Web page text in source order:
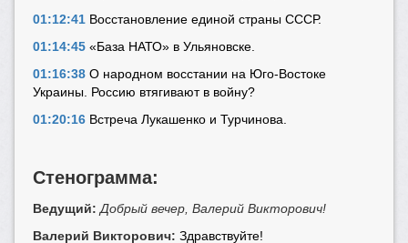
01:12:41 Восстановление единой страны СССР.
01:14:45 «База НАТО» в Ульяновске.
01:16:38 О народном восстании на Юго-Востоке
Украины. Россию втягивают в войну?
01:20:16 Встреча Лукашенко и Турчинова.
Стенограмма:
Ведущий: Добрый вечер, Валерий Викторович!
Валерий Викторович: Здравствуйте!